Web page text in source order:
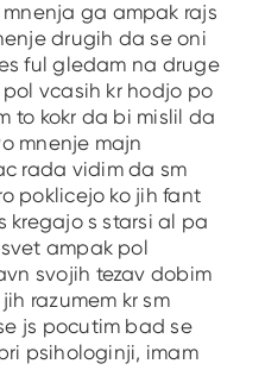
ga ampak rajs
drugih da se oni
ful gledam na druge
vcasih kr hodjo po
to kokr da bi mislil da
mnenje majn
rada vidim da sm
poklicejo ko jih fant
kregajo s starsi al pa
ampak pol
svojih tezav dobim
razumem kr sm
js pocutim bad se
psihologinji, imam